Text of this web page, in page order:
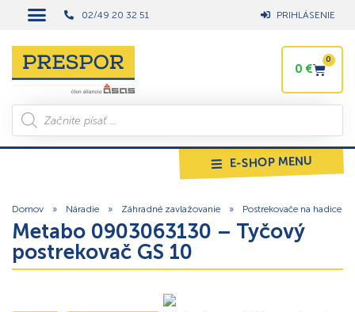
02/49 20 32 51 PRIHLÁSENIE
0 €
0
E-SHOP MENU
Domov » Náradie » Záhradné zavlažovanie » Postrekovače na hadice
Metabo 0903063130 – Tyčový
postrekovač GS 10